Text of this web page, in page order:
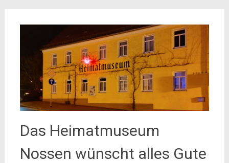
Das Heimatmuseum
Nossen wünscht alles Gute